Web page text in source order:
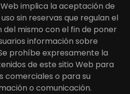
implica la aceptación de
sin reservas que regulan el
del mismo con el fin de poner
información sobre
prohíbe expresamente la
de este sitio Web para
comerciales o para su
o comunicación.